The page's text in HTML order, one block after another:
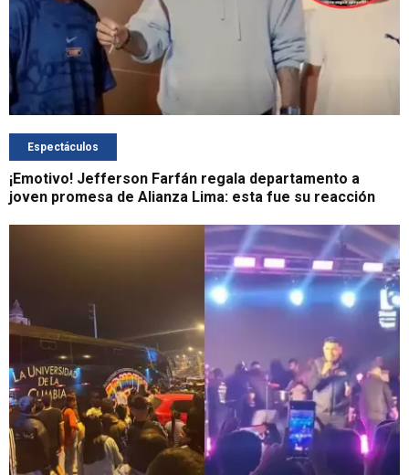
Espectáculos
¡Emotivo! Jefferson Farfán regala departamento a
joven promesa de Alianza Lima: esta fue su reacción